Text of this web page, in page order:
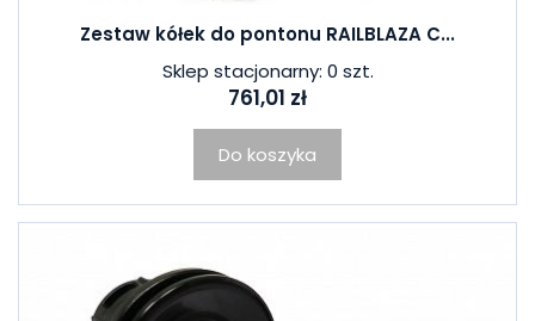
Zestaw kółek do pontonu RAILBLAZA C...
Sklep stacjonarny: 0 szt.
761,01 zł
Do koszyka